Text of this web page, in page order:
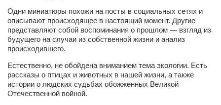
Ольга Козаченко
Оксана Скоробагатская
Александра Скорук
Евгений Полюхович
Ольга Чикина
Бизнес-партнёры
Одни миниатюры похожи на посты в социальных сетях и
описывают происходящее в настоящий момент. Другие
представляют собой воспоминания о прошлом — взгляд из
будущего на случаи из собственной жизни и анализ
происходившего.
Естественно, не обойдена вниманием тема экологии. Есть
рассказы о птицах и животных в нашей жизни, а также
истории о людских судьбах обожженных Великой
Отечественной войной.